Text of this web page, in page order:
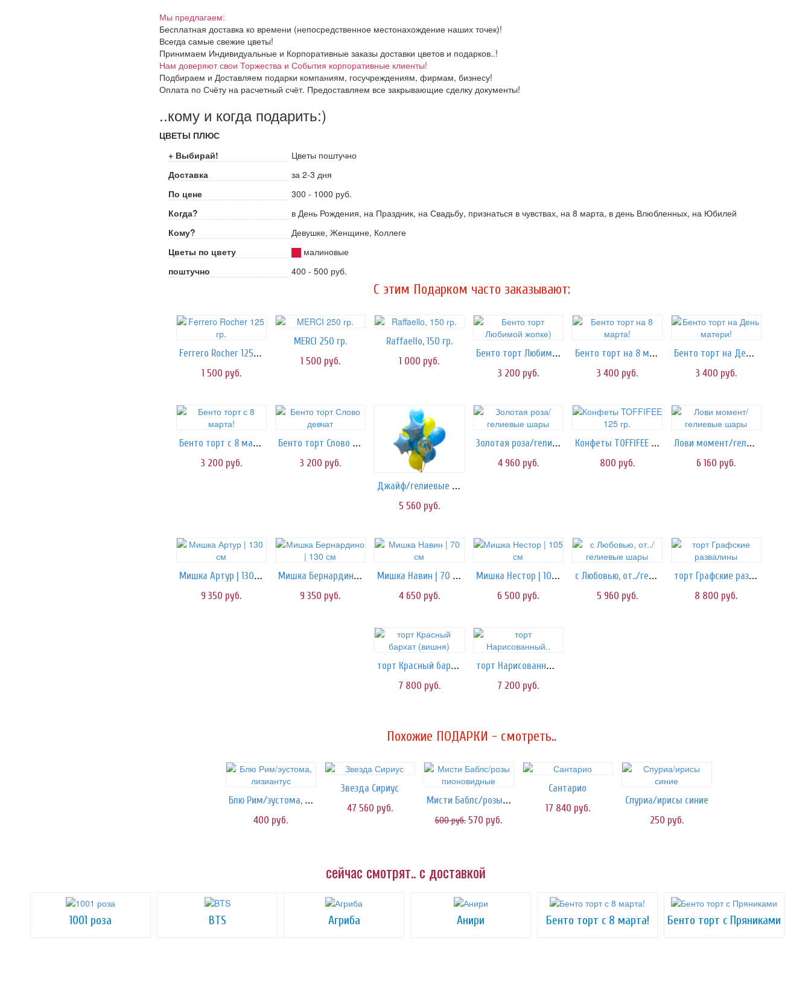
Мы предлагаем:
Бесплатная доставка ко времени (непосредственное местонахождение наших точек)!
Всегда самые свежие цветы!
Принимаем Индивидуальные и Корпоративные заказы доставки цветов и подарков..!
Нам доверяют свои Торжества и События корпоративные клиенты!
Подбираем и Доставляем подарки компаниям, госучреждениям, фирмам, бизнесу!
Оплата по Счёту на расчетный счёт. Предоставляем все закрывающие сделку документы!
..кому и когда подарить:)
ЦВЕТЫ ПЛЮС
+ Выбирай!
Цветы поштучно
Доставка
за 2-3 дня
По цене
300 - 1000 руб.
Когда?
в День Рождения, на Праздник, на Свадьбу, признаться в чувствах, на 8 марта, в день Влюбленных, на Юбилей
Кому?
Девушке, Женщине, Коллеге
Цветы по цвету
малиновые
поштучно
400 - 500 руб.
C этим Подарком часто заказывают:
Ferrero Rocher 125 гр.
1 500 руб.
MERCI 250 гр.
1 500 руб.
Raffaello, 150 гр.
1 000 руб.
Бенто торт Любимой жопке)
3 200 руб.
Бенто торт на 8 марта!
3 400 руб.
Бенто торт на День матери!
3 400 руб.
Бенто торт с 8 марта!
3 200 руб.
Бенто торт Слово девчат
3 200 руб.
Джайф/гелиевые шары
5 560 руб.
Золотая роза/гелиевые шары
4 960 руб.
Конфеты TOFFIFEE 125 гр.
800 руб.
Лови момент/гелиевые шары
6 160 руб.
Мишка Артур | 130 см
9 350 руб.
Мишка Бернардино | 130 см
9 350 руб.
Мишка Навин | 70 см
4 650 руб.
Мишка Нестор | 105 см
6 500 руб.
с Любовью, от../гелиевые шары
5 960 руб.
торт Графские развалины
8 800 руб.
торт Красный бархат (вишня)
7 800 руб.
торт Нарисованный..
7 200 руб.
Похожие ПОДАРКИ - смотреть..
Блю Рим/эустома, лизиантус
400 руб.
Звезда Сириус
47 560 руб.
Мисти Баблс/розы пионовидные
600руб. 570 руб.
Сантарио
17 840 руб.
Спуриа/ирисы синие
250 руб.
сейчас смотрят.. с доставкой
1001 роза BTS Агриба Анири Бенто торт с 8 марта! Бенто торт с Пряниками